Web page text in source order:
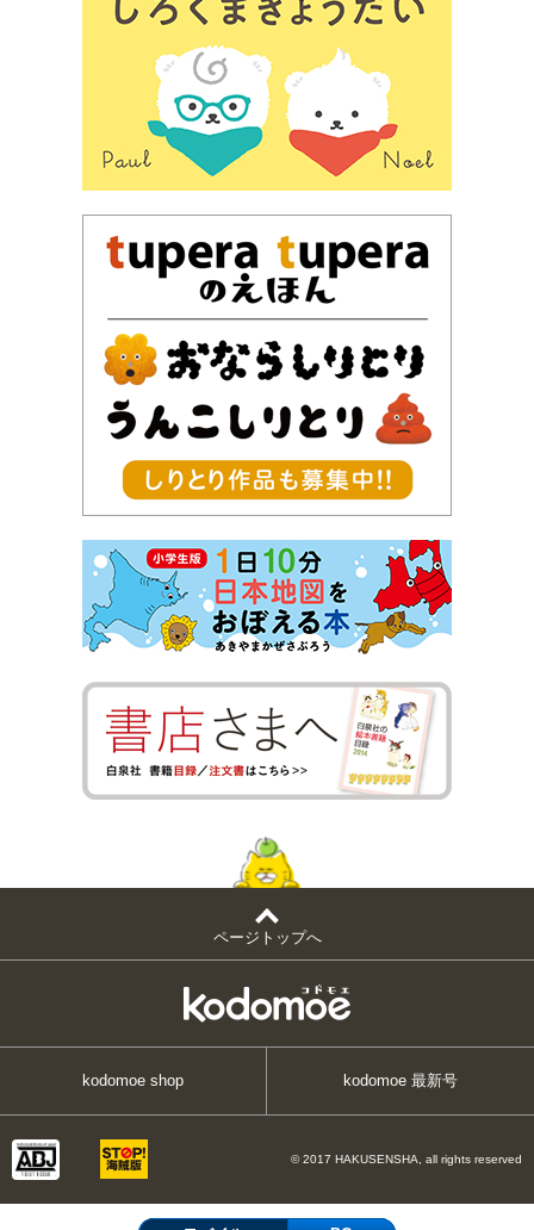
ページトップへ
kodomoe shop kodomoe 最新号
© 2017 HAKUSENSHA, all rights reserved